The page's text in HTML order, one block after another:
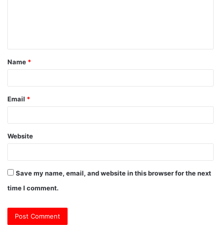
t
*
Name *
Email *
Website
Save my name, email, and website in this browser for the next
time I comment.